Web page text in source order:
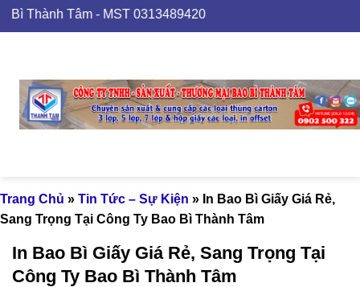
Skip
to
Tâm - MST 0313489420
Trang Chủ » Tin Tức – Sự Kiện » In Bao Bì Giấy Giá Rẻ,
Sang Trọng Tại Công Ty Bao Bì Thành Tâm
In Bao Bì Giấy Giá Rẻ, Sang Trọng Tại
Công Ty Bao Bì Thành Tâm